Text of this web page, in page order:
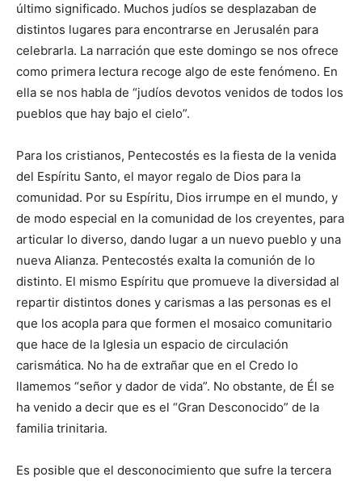
último significado. Muchos judíos se des­plazaban de
distintos lugares para encontrarse en Jerusalén para
celebrarla. La narración que este do­mingo se nos ofrece
como primera lectura recoge algo de este fenómeno. En
ella se nos habla de “judíos devotos venidos de todos los
pueblos que hay bajo el cielo”.
Para los cristianos, Pentecostés es la fiesta de la venida
del Espíritu Santo, el mayor regalo de Dios para la
comunidad. Por su Espíritu, Dios irrumpe en el mundo, y
de modo especial en la comunidad de los creyentes, para
articular lo diverso, dando lugar a un nuevo pueblo y una
nueva Alianza. Pentecostés exalta la comunión de lo
distinto. El mismo Espíritu que promueve la diversidad al
repartir distintos dones y carismas a las personas es el
que los acopla para que formen el mosaico comunitario
que hace de la Iglesia un espacio de circulación
carismática. No ha de extrañar que en el Credo lo
llamemos “señor y dador de vida”. No obstante, de Él se
ha venido a decir que es el “Gran Desconocido” de la
familia trinitaria.
Es posible que el desconoci­miento que sufre la tercera